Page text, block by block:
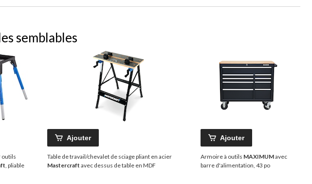
semblables
outils
, pliable
Ajouter
Table de travail/chevalet de sciage pliant en acier
Mastercraft avec dessus de table en MDF
Ajouter
Armoire à outils MAXIMUMavec
barre d'alimentation, 43 po